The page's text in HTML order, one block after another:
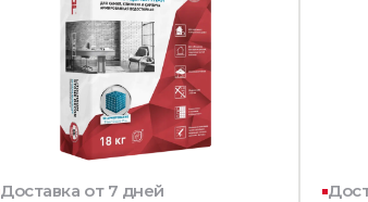
Доставка от 7 дней